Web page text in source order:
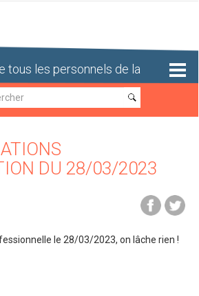
tous les personnels de la
Recherche
DU 28/03/2023
le 28/03/2023, on lâche rien !